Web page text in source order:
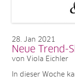
28 Jan 2021
Neue Trend-
von Viola Eichler
In dieser Woche